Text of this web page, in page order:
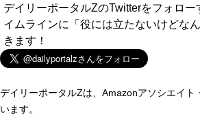
デイリーポータルZのTwitterをフォロー
イムラインに「役には立たないけどな
きます！
デイリーポータルZは、Amazonアソシエイト
います。